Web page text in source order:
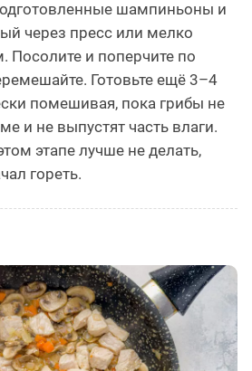
шампиньоны и
через пресс или мелко
и поперчите по
Готовьте ещё 3–4
помешивая, пока грибы не
и не выпустят часть влаги.
этапе лучше не делать,
гореть.